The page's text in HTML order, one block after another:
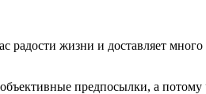
жизни и доставляет
предпосылки, а